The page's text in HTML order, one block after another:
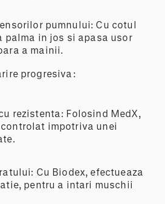
pumnului: Cu cotul
palma in jos si apasa usor
a mainii.
progresiva:
rezistenta: Folosind MedX,
impotriva unei
Cu Biodex, efectueaza
pentru a intari muschii